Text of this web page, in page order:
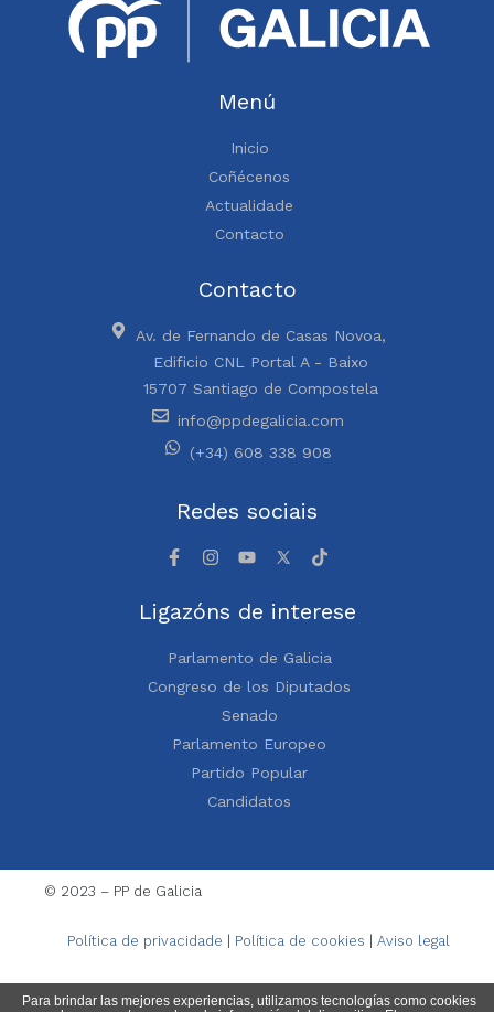
Menú
Inicio
Coñécenos
Actualidade
Contacto
Contacto
Av. de Fernando de Casas Novoa,
Edificio CNL Portal A - Baixo
15707 Santiago de Compostela
info@ppdegalicia.com
(+34) 608 338 908
Redes sociais
Ligazóns de interese
Parlamento de Galicia
Congreso de los Diputados
Senado
Parlamento Europeo
Partido Popular
Candidatos
© 2023 – PP de Galicia
Política de privacidade Política de cookies Aviso legal
Para brindar las mejores experiencias, utilizamos tecnologías como cookies